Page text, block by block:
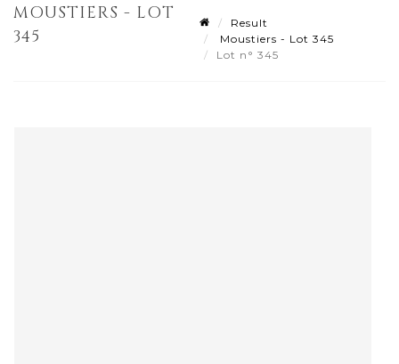
MOUSTIERS - LOT
345
Result
Moustiers - Lot 345
Lot n° 345